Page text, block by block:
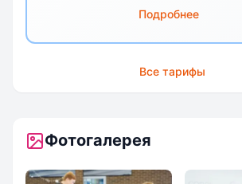
Подробнее
Все тарифы
Фотогалерея